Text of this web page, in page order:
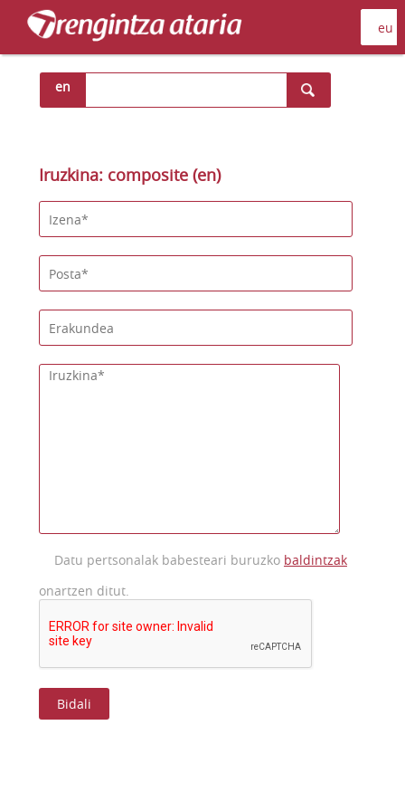
en
Iruzkina: composite (en)
Datu pertsonalak babesteari buruzko baldintzak
onartzen ditut.